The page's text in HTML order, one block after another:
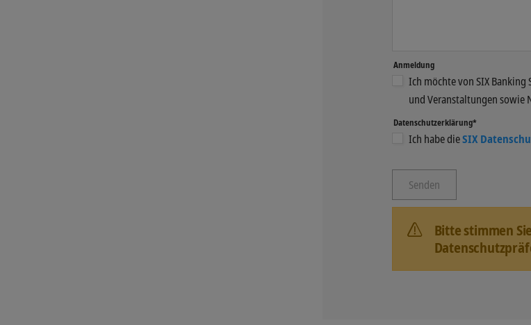
Anmeldung
Ich möchte von SIX
und Veranstaltungen sowie
Datenschutzerklärung*
Ich habe dieSIX
Bitte stimmen